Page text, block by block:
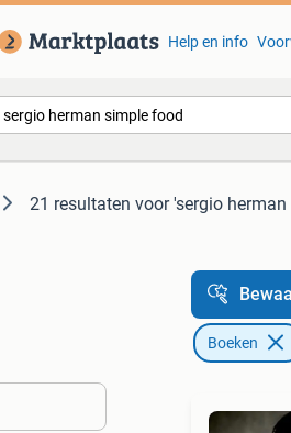
Help en info
21 resultaten voor 'sergio
Boeken